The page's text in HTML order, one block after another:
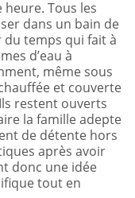
Tous les
dans un bain de
du temps qui fait à
d’eau à
même sous
et couverte
restent ouverts
la famille adepte
de détente hors
après avoir
donc une idée
tout en